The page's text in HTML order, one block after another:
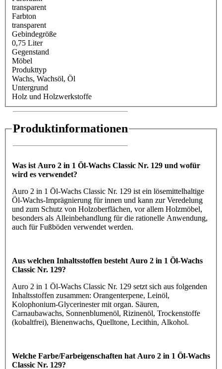
transparent
Farbton
transparent
Gebindegröße
0,75 Liter
Gegenstand
Möbel
Produkttyp
Wachs, Wachsöl, Öl
Untergrund
Holz und Holzwerkstoffe
Produktinformationen
Was ist Auro 2 in 1 Öl-Wachs Classic Nr. 129 und wofür
wird es verwendet?
Auro 2 in 1 Öl-Wachs Classic Nr. 129 ist ein lösemittelhaltige
Öl-Wachs-Imprägnierung für innen und kann zur Veredelung
und zum Schutz von Holzoberflächen, vor allem Holzmöbel,
besonders als Alleinbehandlung für die rationelle Anwendung,
auch für Fußböden verwendet werden.
Aus welchen Inhaltsstoffen besteht Auro 2 in 1 Öl-Wachs
Classic Nr. 129?
Auro 2 in 1 Öl-Wachs Classic Nr. 129 setzt sich aus folgenden
Inhaltsstoffen zusammen: Orangenterpene, Leinöl,
Kolophonium-Glycerinester mit organ. Säuren,
Carnaubawachs, Sonnenblumenöl, Rizinenöl, Trockenstoffe
(kobaltfrei), Bienenwachs, Quelltone, Lecithin, Alkohol.
Welche Farbe/Farbeigenschaften hat Auro 2 in 1 Öl-Wachs
Classic Nr. 129?